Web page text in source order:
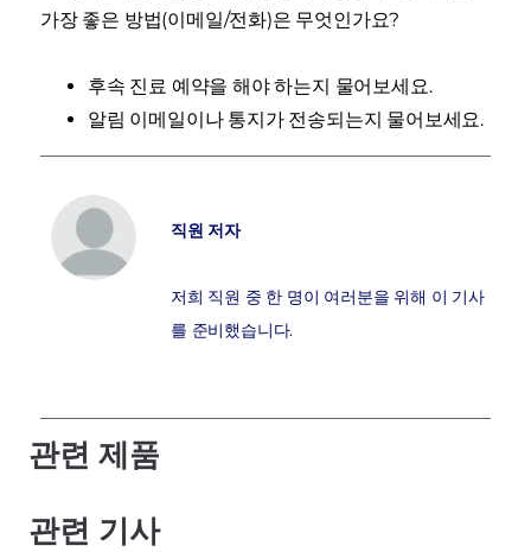
가장 좋은 방법(이메일/전화)은 무엇인가요?
후속 진료 예약을 해야 하는지 물어보세요.
알림 이메일이나 통지가 전송되는지 물어보세요.
직원 저자
저희 직원 중 한 명이 여러분을 위해 이 기사
를 준비했습니다.
관련 제품
관련 기사